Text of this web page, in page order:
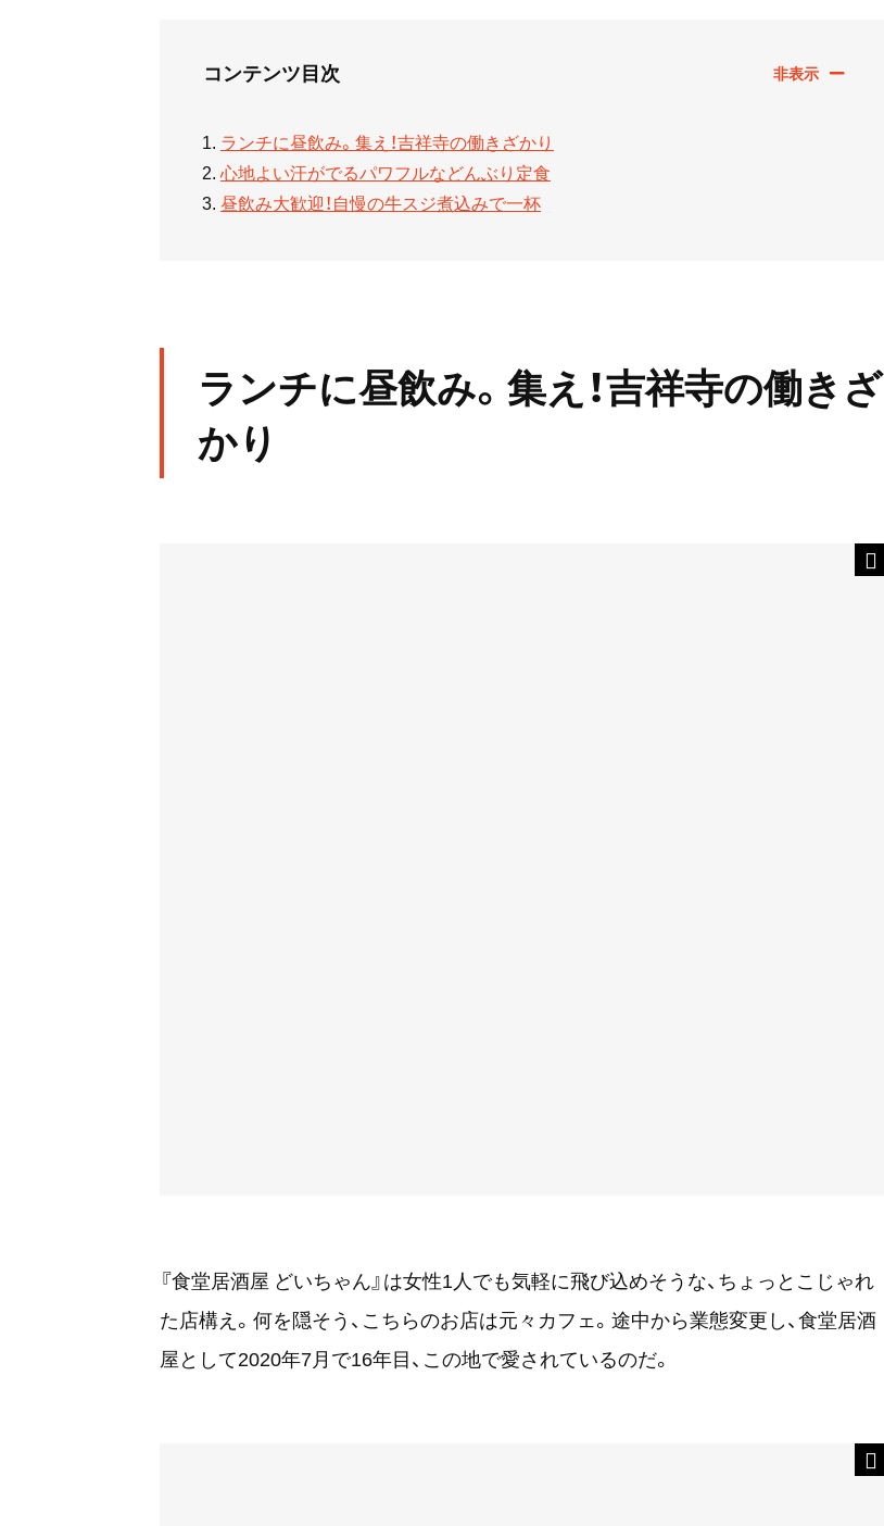
コンテンツ目次
ランチに昼飲み。集え！吉祥寺の働きざかり
心地よい汗がでるパワフルなどんぶり定食
昼飲み大歓迎！自慢の牛スジ煮込みで一杯
ランチに昼飲み。集え！吉祥寺の働きざ
かり
『食堂居酒屋 どいちゃん』は女性1人でも気軽に飛び込めそうな、ちょっとこじゃれ
た店構え。何を隠そう、こちらのお店は元々カフェ。途中から業態変更し、食堂居酒
屋として2020年7月で16年目、この地で愛されているのだ。